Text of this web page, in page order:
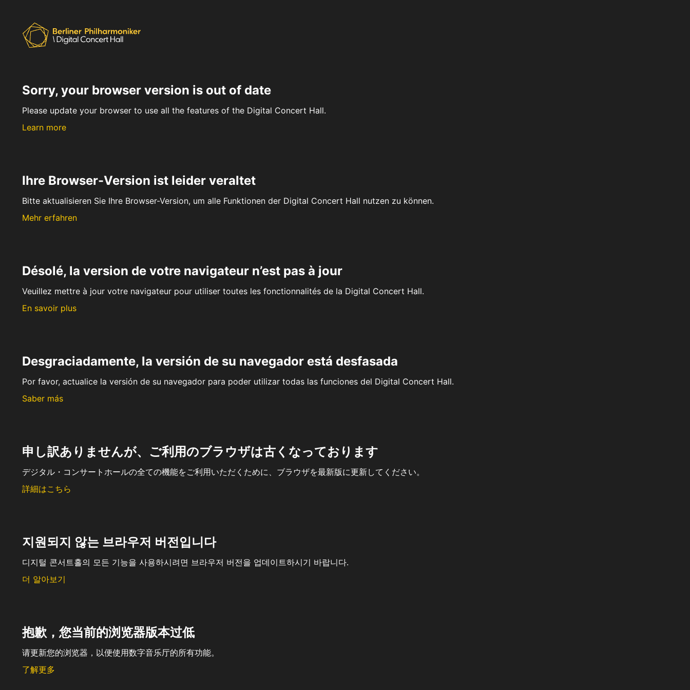
Sorry, your browser version is out of date
Please update your browser to use all the features of the Digital Concert Hall.
Learn more
Ihre Browser-Version ist leider veraltet
Bitte aktualisieren Sie Ihre Browser-Version, um alle Funktionen der Digital Concert Hall nutzen zu können.
Mehr erfahren
Désolé, la version de votre navigateur n’est pas à jour
Veuillez mettre à jour votre navigateur pour utiliser toutes les fonctionnalités de la Digital Concert Hall.
En savoir plus
Desgraciadamente, la versión de su navegador está desfasada
Por favor, actualice la versión de su navegador para poder utilizar todas las funciones del Digital Concert Hall.
Saber más
申し訳ありませんが、ご利用のブラウザは古くなっております
デジタル・コンサートホールの全ての機能をご利用いただくために、ブラウザを最新版に更新してください。
詳細はこちら
지원되지 않는 브라우저 버전입니다
디지털 콘서트홀의 모든 기능을 사용하시려면 브라우저 버전을 업데이트하시기 바랍니다.
더 알아보기
抱歉，您当前的浏览器版本过低
请更新您的浏览器，以便使用数字音乐厅的所有功能。
了解更多